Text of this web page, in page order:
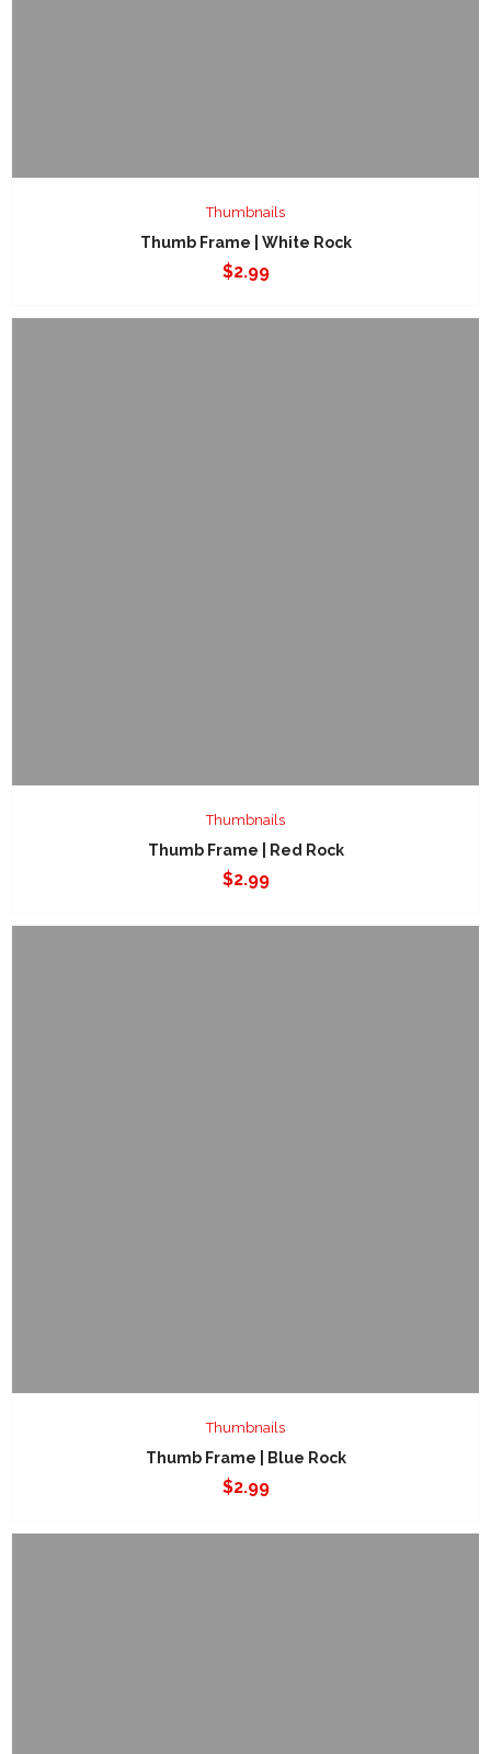
Thumbnails
Thumb Frame | White Rock
$2.99
Thumbnails
Thumb Frame | Red Rock
$2.99
Thumbnails
Thumb Frame | Blue Rock
$2.99